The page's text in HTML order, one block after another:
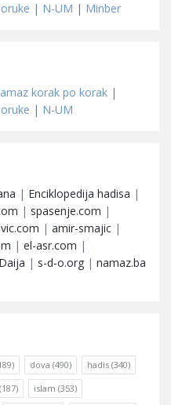
| N-UM | Minber
korak po korak |
| N-UM
| Enciklopedija hadisa |
| spasenje.com |
| amir-smajic |
| el-asr.com |
| s-d-o.org | namaz.ba
dova (490) hadis (340)
(187) islam (353)